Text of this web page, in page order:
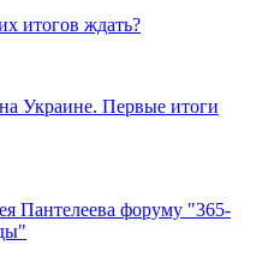
итогов ждать?
Украине. Первые итоги
Пантелеева форуму "365-